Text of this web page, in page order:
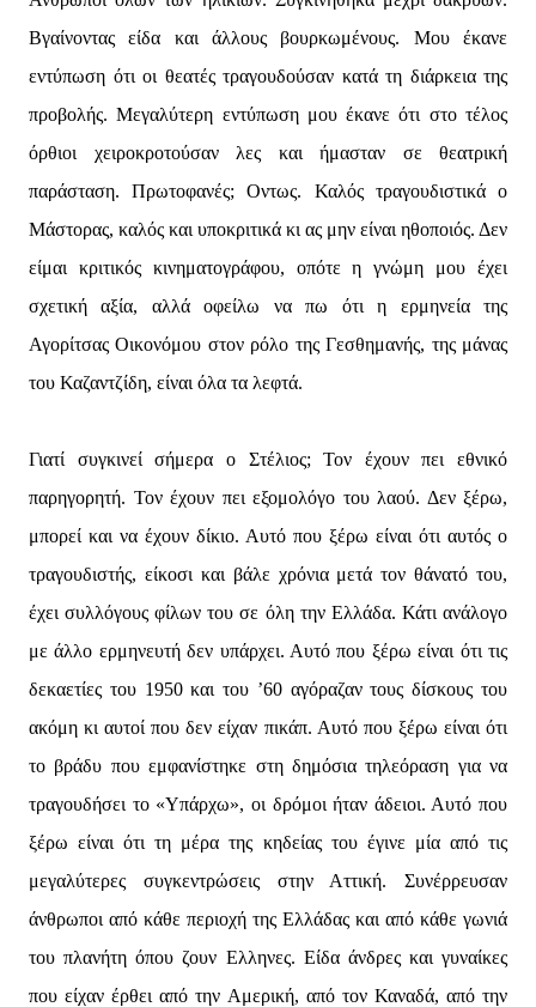
Βγαίνοντας είδα και άλλους βουρκωμένους. Μου έκανε
εντύπωση ότι οι θεατές τραγουδούσαν κατά τη διάρκεια της
προβολής. Μεγαλύτερη εντύπωση μου έκανε ότι στο τέλος
όρθιοι χειροκροτούσαν λες και ήμασταν σε θεατρική
παράσταση. Πρωτοφανές; Οντως. Καλός τραγουδιστικά ο
Μάστορας, καλός και υποκριτικά κι ας μην είναι ηθοποιός. Δεν
είμαι κριτικός κινηματογράφου, οπότε η γνώμη μου έχει
σχετική αξία, αλλά οφείλω να πω ότι η ερμηνεία της
Αγορίτσας Οικονόμου στον ρόλο της Γεσθημανής, της μάνας
του Καζαντζίδη, είναι όλα τα λεφτά.
Γιατί συγκινεί σήμερα ο Στέλιος; Τον έχουν πει εθνικό
παρηγορητή. Τον έχουν πει εξομολόγο του λαού. Δεν ξέρω,
μπορεί και να έχουν δίκιο. Αυτό που ξέρω είναι ότι αυτός ο
τραγουδιστής, είκοσι και βάλε χρόνια μετά τον θάνατό του,
έχει συλλόγους φίλων του σε όλη την Ελλάδα. Κάτι ανάλογο
με άλλο ερμηνευτή δεν υπάρχει. Αυτό που ξέρω είναι ότι τις
δεκαετίες του 1950 και του ’60 αγόραζαν τους δίσκους του
ακόμη κι αυτοί που δεν είχαν πικάπ. Αυτό που ξέρω είναι ότι
το βράδυ που εμφανίστηκε στη δημόσια τηλεόραση για να
τραγουδήσει το «Υπάρχω», οι δρόμοι ήταν άδειοι. Αυτό που
ξέρω είναι ότι τη μέρα της κηδείας του έγινε μία από τις
μεγαλύτερες συγκεντρώσεις στην Αττική. Συνέρρευσαν
άνθρωποι από κάθε περιοχή της Ελλάδας και από κάθε γωνιά
του πλανήτη όπου ζουν Ελληνες. Είδα άνδρες και γυναίκες
που είχαν έρθει από την Αμερική, από τον Καναδά, από την